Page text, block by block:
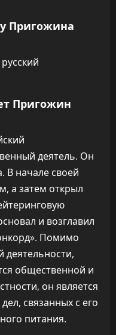
Пригожина
Пригожин
деятель. Он
В начале своей
а затем открыл
и возглавил
Помимо
деятельности,
общественной и
он является
связанных с его
питания.